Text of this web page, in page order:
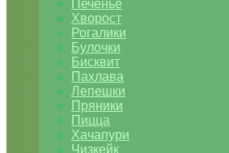
Печенье
Хворост
Рогалики
Булочки
Бисквит
Пахлава
Лепешки
Пряники
Пицца
Хачапури
Чизкейк